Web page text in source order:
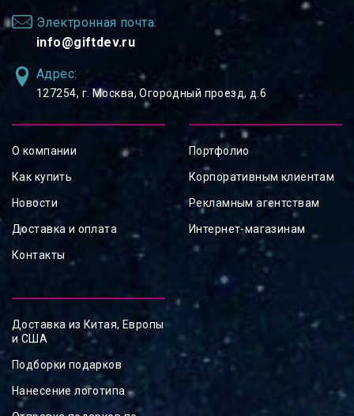
Электронная почта:
info@giftdev.ru
Адрес:
127254, ⁠г. Москва, Огородный проезд, д.6
О компании
Как купить
Новости
Доставка и оплата
Контакты
Портфолио
Корпоративным клиентам
Рекламным агентствам
Интернет-магазинам
Доставка из Китая, Европы
и США
Подборки подарков
Нанесение логотипа